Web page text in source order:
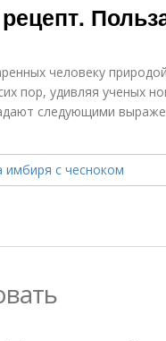
человеку
пор, удивляя ученых
следующими